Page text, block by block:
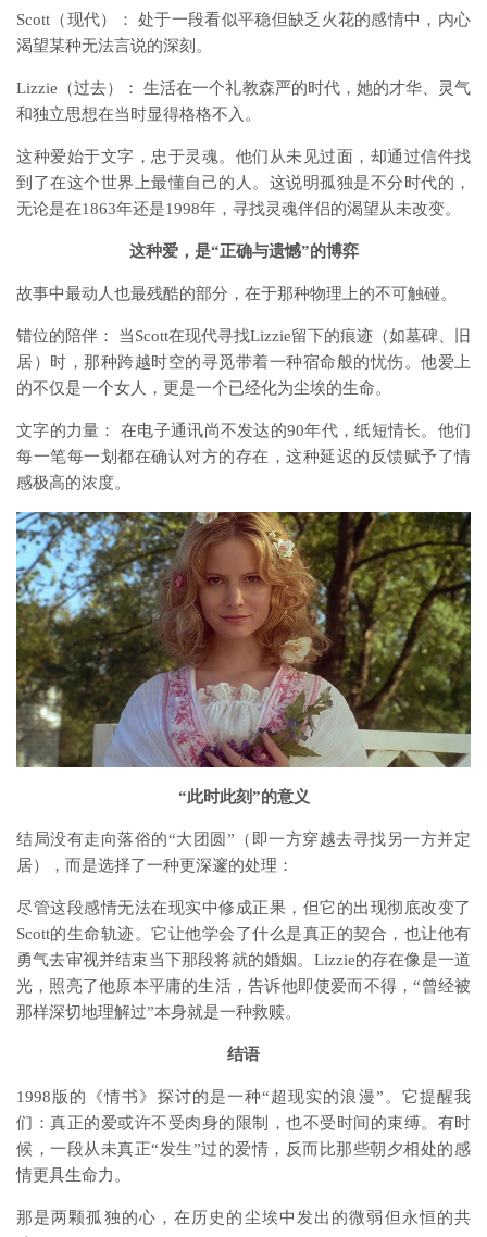
Scott（现代）： 处于一段看似平稳但缺乏火花的感情中，内心
渴望某种无法言说的深刻。
Lizzie（过去）： 生活在一个礼教森严的时代，她的才华、灵气
和独立思想在当时显得格格不入。
这种爱始于文字，忠于灵魂。他们从未见过面，却通过信件找
到了在这个世界上最懂自己的人。这说明孤独是不分时代的，
无论是在1863年还是1998年，寻找灵魂伴侣的渴望从未改变。
这种爱，是“正确与遗憾”的博弈
故事中最动人也最残酷的部分，在于那种物理上的不可触碰。
错位的陪伴： 当Scott在现代寻找Lizzie留下的痕迹（如墓碑、旧
居）时，那种跨越时空的寻觅带着一种宿命般的忧伤。他爱上
的不仅是一个女人，更是一个已经化为尘埃的生命。
文字的力量： 在电子通讯尚不发达的90年代，纸短情长。他们
每一笔每一划都在确认对方的存在，这种延迟的反馈赋予了情
感极高的浓度。
“此时此刻”的意义
结局没有走向落俗的“大团圆”（即一方穿越去寻找另一方并定
居），而是选择了一种更深邃的处理：
尽管这段感情无法在现实中修成正果，但它的出现彻底改变了
Scott的生命轨迹。它让他学会了什么是真正的契合，也让他有
勇气去审视并结束当下那段将就的婚姻。Lizzie的存在像是一道
光，照亮了他原本平庸的生活，告诉他即使爱而不得，“曾经被
那样深切地理解过”本身就是一种救赎。
结语
1998版的《情书》探讨的是一种“超现实的浪漫”。它提醒我
们：真正的爱或许不受肉身的限制，也不受时间的束缚。有时
候，一段从未真正“发生”过的爱情，反而比那些朝夕相处的感
情更具生命力。
那是两颗孤独的心，在历史的尘埃中发出的微弱但永恒的共